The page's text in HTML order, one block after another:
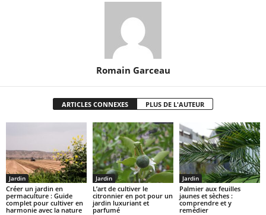
Romain Garceau
ARTICLES CONNEXES PLUS DE L'AUTEUR
Jardin
Créer un jardin en
permaculture : Guide
complet pour cultiver en
harmonie avec la nature
Jardin
L’art de cultiver le
citronnier en pot pour un
jardin luxuriant et
parfumé
Jardin
Palmier aux feuilles
jaunes et sèches :
comprendre et y
remédier